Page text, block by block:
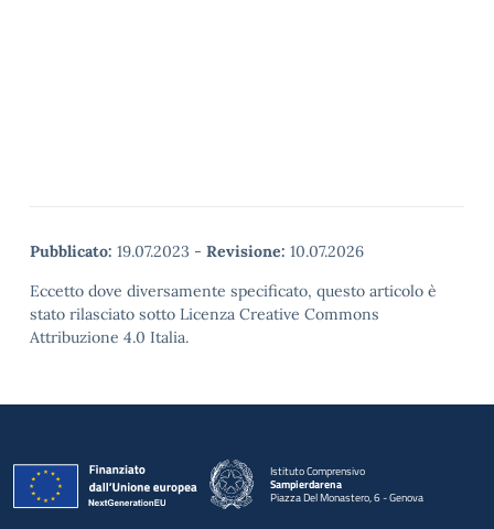
Pubblicato: 19.07.2023 - Revisione: 10.07.2026
Eccetto dove diversamente specificato, questo articolo è
stato rilasciato sotto Licenza Creative Commons
Attribuzione 4.0 Italia.
Istituto Comprensivo
Sampierdarena
Piazza Del Monastero, 6 - Genova
— Visita la pagina iniziale della scuola